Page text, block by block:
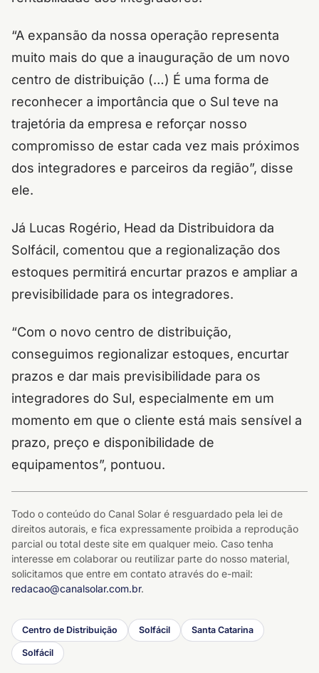
“A expansão da nossa operação representa
muito mais do que a inauguração de um novo
centro de distribuição (…) É uma forma de
reconhecer a importância que o Sul teve na
trajetória da empresa e reforçar nosso
compromisso de estar cada vez mais próximos
dos integradores e parceiros da região”, disse
ele.
Já Lucas Rogério, Head da Distribuidora da
Solfácil, comentou que a regionalização dos
estoques permitirá encurtar prazos e ampliar a
previsibilidade para os integradores.
“Com o novo centro de distribuição,
conseguimos regionalizar estoques, encurtar
prazos e dar mais previsibilidade para os
integradores do Sul, especialmente em um
momento em que o cliente está mais sensível a
prazo, preço e disponibilidade de
equipamentos”, pontuou.
Todo o conteúdo do Canal Solar é resguardado pela lei de
direitos autorais, e fica expressamente proibida a reprodução
parcial ou total deste site em qualquer meio. Caso tenha
interesse em colaborar ou reutilizar parte do nosso material,
solicitamos que entre em contato através do e-mail:
redacao@canalsolar.com.br.
Centro de Distribuição Solfácil Santa Catarina
Solfácil